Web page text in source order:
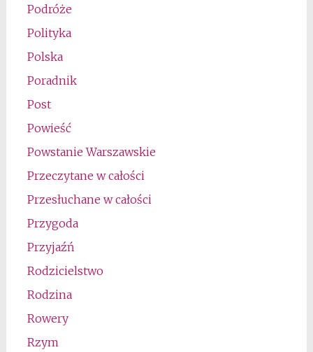
Podróże
Polityka
Polska
Poradnik
Post
Powieść
Powstanie Warszawskie
Przeczytane w całości
Przesłuchane w całości
Przygoda
Przyjaźń
Rodzicielstwo
Rodzina
Rowery
Rzym